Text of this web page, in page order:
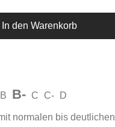
In den Warenkorb
B B- C C- D
normalen bis deutlichen